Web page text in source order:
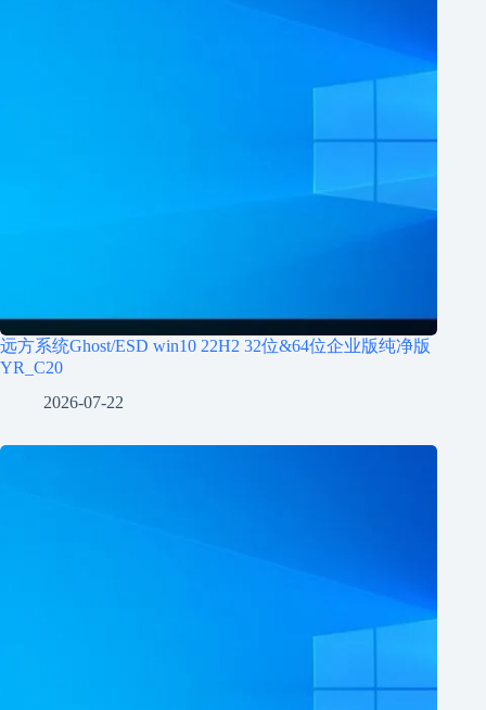
远方系统Ghost/ESD win10 22H2 32位&64位企业版纯净版
YR_C20
2026-07-22